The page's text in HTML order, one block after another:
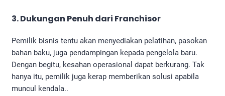
3. Dukungan Penuh dari Franchisor
Pemilik bisnis tentu akan menyediakan pelatihan, pasokan
bahan baku, juga pendampingan kepada pengelola baru.
Dengan begitu, kesahan operasional dapat berkurang. Tak
hanya itu, pemilik juga kerap memberikan solusi apabila
muncul kendala..